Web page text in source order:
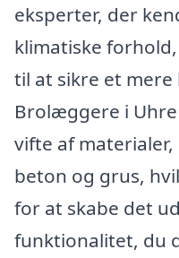
eksperter, der
klimatiske
til at sikre et
Brolæggere i
vifte af
beton og grus,
for at skabe det
funktionalitet, du